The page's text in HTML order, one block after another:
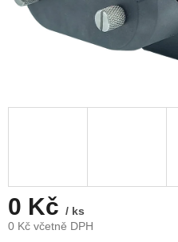
0 Kč / ks
0 Kč včetně DPH